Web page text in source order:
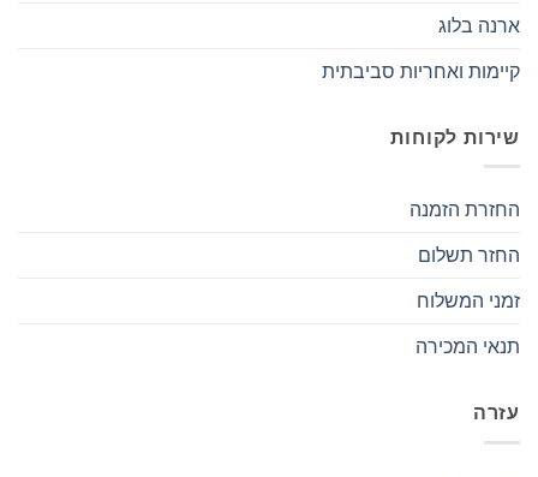
ארנה בלוג
קיימות ואחריות סביבתית
שירות לקוחות
החזרת הזמנה
החזר תשלום
זמני המשלוח
תנאי המכירה
עזרה